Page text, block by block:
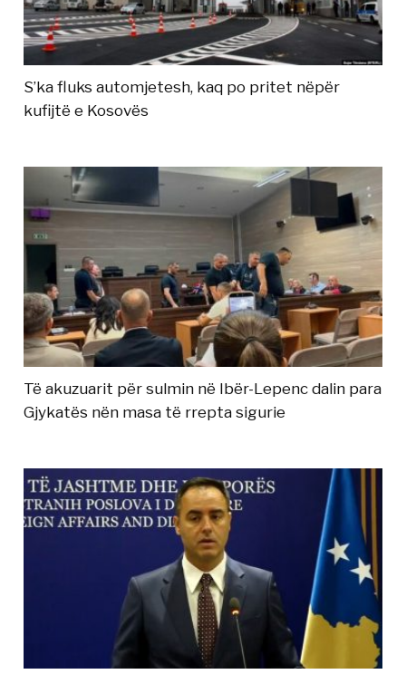
S’ka fluks automjetesh, kaq po pritet nëpër
kufijtë e Kosovës
Të akuzuarit për sulmin në Ibër-Lepenc dalin para
Gjykatës nën masa të rrepta sigurie